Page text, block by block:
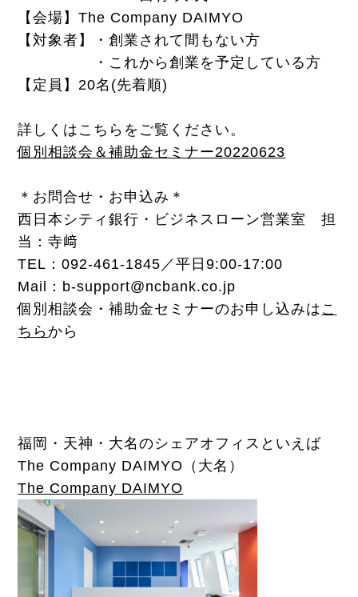
【会場】The Company DAIMYO
【対象者】・創業されて間もない方
・これから創業を予定している方
【定員】20名(先着順)
詳しくはこちらをご覧ください。
個別相談会＆補助金セミナー20220623
＊お問合せ・お申込み＊
西日本シティ銀行・ビジネスローン営業室 担
当：寺﨑
TEL：092-461-1845／平日9:00-17:00
Mail：b-support@ncbank.co.jp
個別相談会・補助金セミナーのお申し込みは こ
ちらから
福岡・天神・大名のシェアオフィスといえば
The Company DAIMYO
（大名）
The Company DAIMYO